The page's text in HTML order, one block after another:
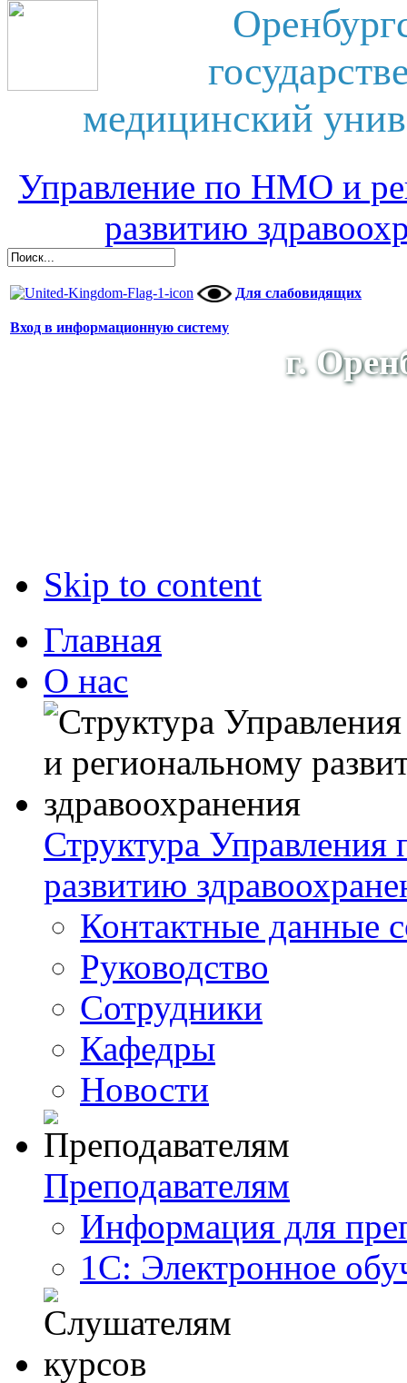
медицинский
Управление по НМО и
развитию
Для слабовидящих
Вход в информационную систему
г.
Skip to content
Главная
О нас
Структура
развитию
Контактные данные
Руководство
Сотрудники
Кафедры
Новости
Преподавателям
Информация для
1С: Электронное